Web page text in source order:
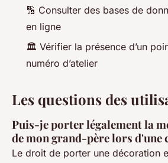
🔢 Consulter des bases de
en ligne
🏛️ Vérifier la présence d’un
numéro d’atelier
Les questions des
Puis-je porter légalement la
de mon grand-père lors d'une
Le droit de porter une décoration